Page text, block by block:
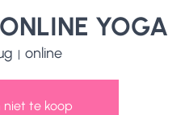
YOGA
  |
online
niet te koop